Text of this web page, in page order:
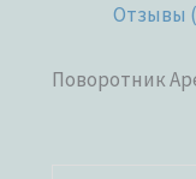
Отзывы
Поворотник